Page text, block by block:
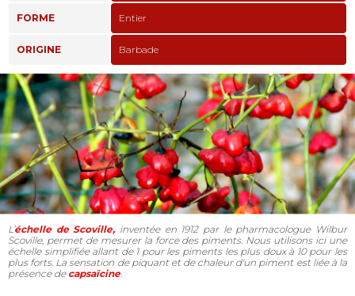
FORME Entier
ORIGINE Barbade
L’ échelle de Scoville, inventée en 1912 par le pharmacologue Wilbur
Scoville, permet de mesurer la force des piments. Nous utilisons ici une
échelle simplifiée allant de 1 pour les piments les plus doux à 10 pour les
plus forts. La sensation de piquant et de chaleur d'un piment est liée à la
présence de capsaïcine